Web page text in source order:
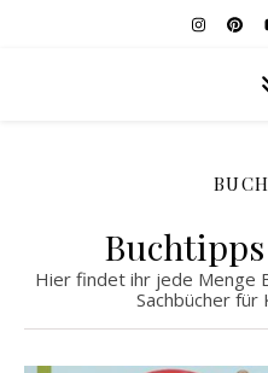
Hier findet ihr jede Menge
Sachbücher für